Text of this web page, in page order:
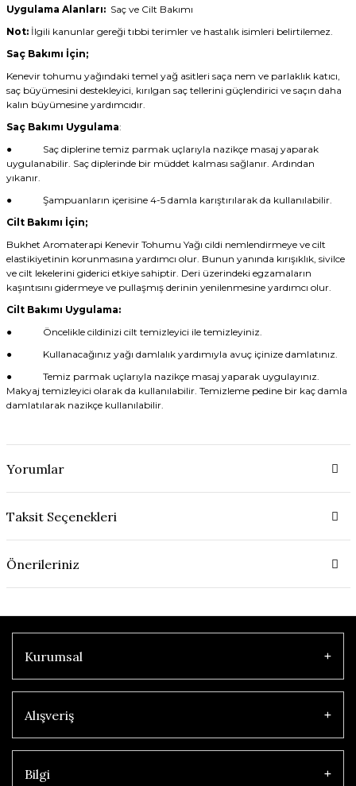
Uygulama Alanları: Saç ve Cilt Bakımı
Not: İlgili kanunlar gereği tıbbi terimler ve hastalık isimleri belirtilemez.
Saç Bakımı İçin;
Kenevir tohumu yağındaki temel yağ asitleri saça nem ve parlaklık katıcı,
saç büyümesini destekleyici, kırılgan saç tellerini güçlendirici ve saçın daha
kalın büyümesine yardımcıdır.
Saç Bakımı Uygulama:
●
Saç diplerine temiz parmak uçlarıyla nazikçe masaj yaparak
uygulanabilir. Saç diplerinde bir müddet kalması sağlanır. Ardından
yıkanır.
●
Şampuanların içerisine 4-5 damla karıştırılarak da kullanılabilir.
Cilt Bakımı İçin;
Bukhet Aromaterapi Kenevir Tohumu Yağı cildi nemlendirmeye ve cilt
elastikiyetinin korunmasına yardımcı olur. Bunun yanında kırışıklık, sivilce
ve cilt lekelerini giderici etkiye sahiptir. Deri üzerindeki egzamaların
kaşıntısını gidermeye ve pullaşmış derinin yenilenmesine yardımcı olur.
Cilt Bakımı Uygulama:
●
Öncelikle cildinizi cilt temizleyici ile temizleyiniz.
●
Kullanacağınız yağı damlalık yardımıyla avuç içinize damlatınız.
●
Temiz parmak uçlarıyla nazikçe masaj yaparak uygulayınız.
Makyaj temizleyici olarak da kullanılabilir. Temizleme pedine bir kaç damla
damlatılarak nazikçe kullanılabilir.
Yorumlar
Taksit Seçenekleri
Önerileriniz
Kurumsal
Alışveriş
Bilgi